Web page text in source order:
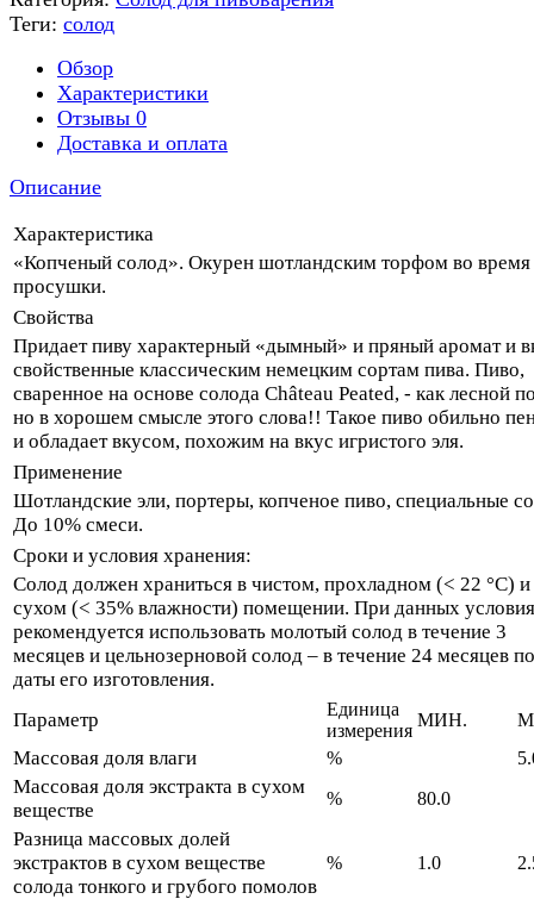
Теги: солод
Обзор
Характеристики
Отзывы 0
Доставка и оплата
Описание
Характеристика
«Копченый солод». Окурен шотландским торфом во время
просушки.
Свойства
Придает пиву характерный «дымный» и пряный аромат и
свойственные классическим немецким сортам пива. Пиво,
сваренное на основе солода Château Peated, - как лесной
но в хорошем смысле этого слова!! Такое пиво обильно
и обладает вкусом, похожим на вкус игристого эля.
Применение
Шотландские эли, портеры, копченое пиво, специальные
До 10% смеси.
Сроки и условия хранения:
Солод должен храниться в чистом, прохладном (< 22 °C) и
сухом (< 35% влажности) помещении. При данных
рекомендуется использовать молотый солод в течение 3
месяцев и цельнозерновой солод – в течение 24 месяцев
даты его изготовления.
Параметр
Единица
измерения
МИН.
Mассовая доля влаги %
Массовая доля экстракта в сухом
веществе
% 80.0
Разница массовых долей
экстрактов в сухом веществе
солода тонкого и грубого помолов
% 1.0